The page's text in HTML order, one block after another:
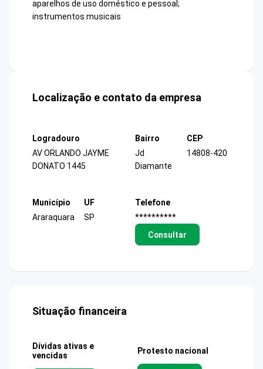
aparelhos de uso doméstico e pessoal;
instrumentos musicais
Localização e contato da empresa
Logradouro
AV ORLANDO JAYME
DONATO 1445
Bairro
Jd
Diamante
CEP
14808-420
Município
Araraquara
UF
SP
Telefone
**********
Consultar
Situação financeira
Dívidas ativas e
vencidas
Protesto nacional